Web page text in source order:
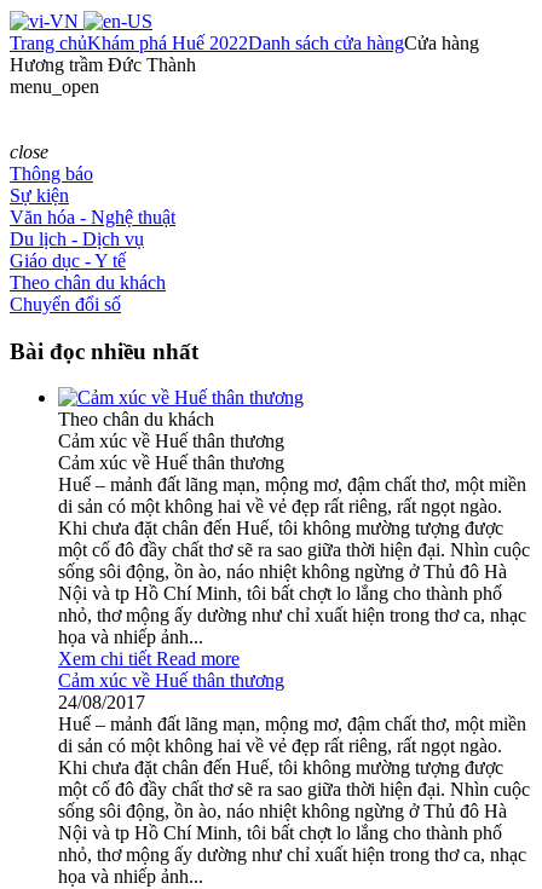
Trang chủKhám phá Huế 2022Danh sách cửa hàngCửa hàng
Hương trầm Đức Thành
menu_open
close
Thông báo
Sự kiện
Văn hóa - Nghệ thuật
Du lịch - Dịch vụ
Giáo dục - Y tế
Theo chân du khách
Chuyển đổi số
Bài đọc nhiều nhất
Theo chân du khách
Cảm xúc về Huế thân thương
Cảm xúc về Huế thân thương
Huế – mảnh đất lãng mạn, mộng mơ, đậm chất thơ, một miền
di sản có một không hai về vẻ đẹp rất riêng, rất ngọt ngào.
Khi chưa đặt chân đến Huế, tôi không mường tượng được
một cố đô đầy chất thơ sẽ ra sao giữa thời hiện đại. Nhìn cuộc
sống sôi động, ồn ào, náo nhiệt không ngừng ở Thủ đô Hà
Nội và tp Hồ Chí Minh, tôi bất chợt lo lắng cho thành phố
nhỏ, thơ mộng ấy dường như chỉ xuất hiện trong thơ ca, nhạc
họa và nhiếp ảnh...
Xem chi tiết Read more
Cảm xúc về Huế thân thương
24/08/2017
Huế – mảnh đất lãng mạn, mộng mơ, đậm chất thơ, một miền
di sản có một không hai về vẻ đẹp rất riêng, rất ngọt ngào.
Khi chưa đặt chân đến Huế, tôi không mường tượng được
một cố đô đầy chất thơ sẽ ra sao giữa thời hiện đại. Nhìn cuộc
sống sôi động, ồn ào, náo nhiệt không ngừng ở Thủ đô Hà
Nội và tp Hồ Chí Minh, tôi bất chợt lo lắng cho thành phố
nhỏ, thơ mộng ấy dường như chỉ xuất hiện trong thơ ca, nhạc
họa và nhiếp ảnh...